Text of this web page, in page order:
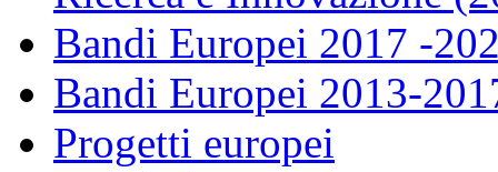
Bandi Europei 2017 -
Bandi Europei 2013-
Progetti europei